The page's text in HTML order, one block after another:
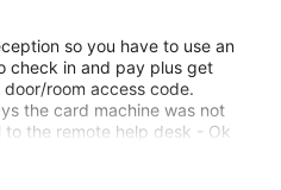
so you have to use an
check in and pay plus get
room access code.
the card machine was not
the remote help desk - Ok
english. On getting in to
and no loo paper! Another